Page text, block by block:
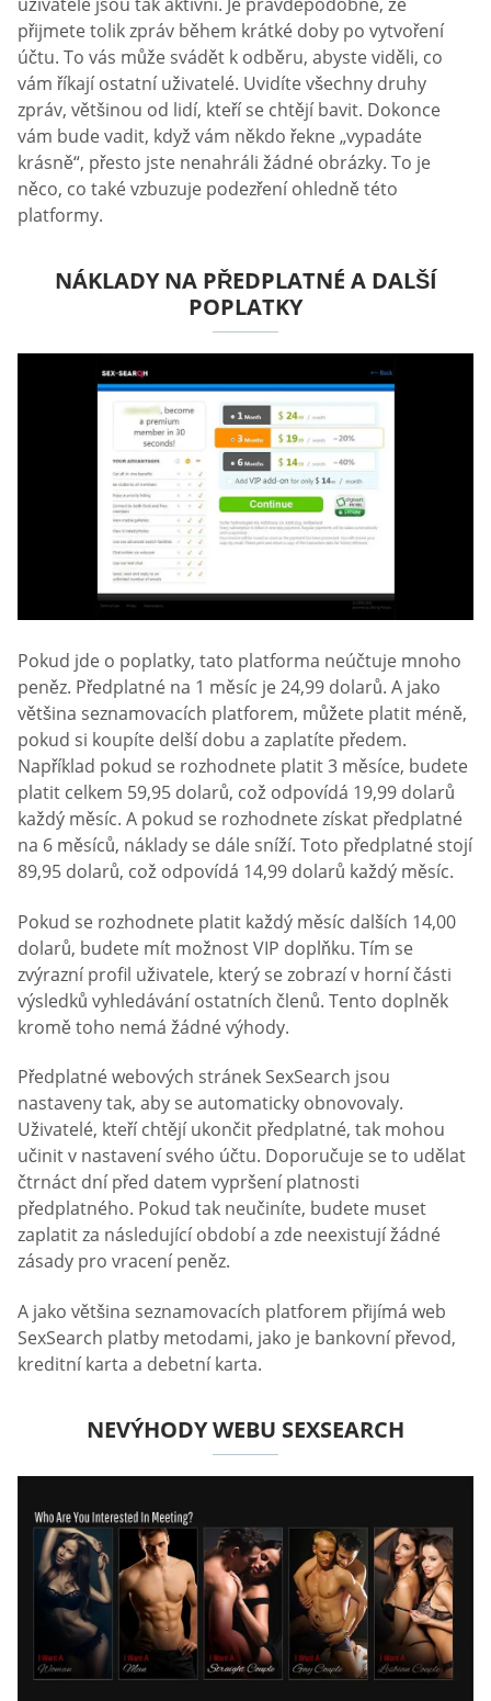
přijmete tolik zpráv během krátké doby po vytvoření
účtu. To vás může svádět k odběru, abyste viděli, co
vám říkají ostatní uživatelé. Uvidíte všechny druhy
zpráv, většinou od lidí, kteří se chtějí bavit. Dokonce
vám bude vadit, když vám někdo řekne „vypadáte
krásně“, přesto jste nenahráli žádné obrázky. To je
něco, co také vzbuzuje podezření ohledně této
platformy.
NÁKLADY NA PŘEDPLATNÉ A DALŠÍ
POPLATKY
Pokud jde o poplatky, tato platforma neúčtuje mnoho
peněz. Předplatné na 1 měsíc je 24,99 dolarů. A jako
většina seznamovacích platforem, můžete platit méně,
pokud si koupíte delší dobu a zaplatíte předem.
Například pokud se rozhodnete platit 3 měsíce, budete
platit celkem 59,95 dolarů, což odpovídá 19,99 dolarů
každý měsíc. A pokud se rozhodnete získat předplatné
na 6 měsíců, náklady se dále sníží. Toto předplatné stojí
89,95 dolarů, což odpovídá 14,99 dolarů každý měsíc.
Pokud se rozhodnete platit každý měsíc dalších 14,00
dolarů, budete mít možnost VIP doplňku. Tím se
zvýrazní profil uživatele, který se zobrazí v horní části
výsledků vyhledávání ostatních členů. Tento doplněk
kromě toho nemá žádné výhody.
Předplatné webových stránek SexSearch jsou
nastaveny tak, aby se automaticky obnovovaly.
Uživatelé, kteří chtějí ukončit předplatné, tak mohou
učinit v nastavení svého účtu. Doporučuje se to udělat
čtrnáct dní před datem vypršení platnosti
předplatného. Pokud tak neučiníte, budete muset
zaplatit za následující období a zde neexistují žádné
zásady pro vracení peněz.
A jako většina seznamovacích platforem přijímá web
SexSearch platby metodami, jako je bankovní převod,
kreditní karta a debetní karta.
NEVÝHODY WEBU SEXSEARCH